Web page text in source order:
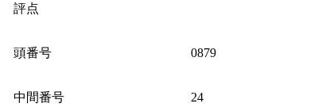
評点
頭番号 0879
中間番号 24